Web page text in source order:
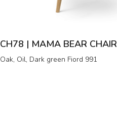
CH78 | MAMA BEAR CHAIR
Oak, Oil, Dark green Fiord 991